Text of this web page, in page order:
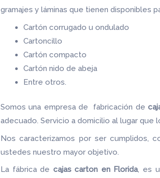
gramajes y láminas que tienen disponibles
Cartón corrugado u ondulado
Cartoncillo
Cartón compacto
Cartón nido de abeja
Entre otros.
Somos una empresa de fabricación de
adecuado. Servicio a domicilio al lugar que
Nos caracterizamos por ser cumplidos,
ustedes nuestro mayor objetivo.
La fábrica de cajas carton en Florida, es